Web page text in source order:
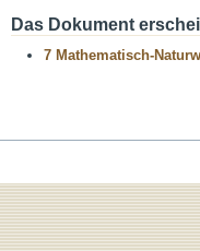
Das Dokument
7 Mathematisch-